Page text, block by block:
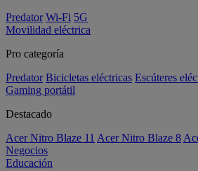
Predator Wi-Fi 5G
Movilidad eléctrica
Pro categoría
Predator Bicicletas eléctricas Escúteres
Gaming portátil
Destacado
Acer Nitro Blaze 11 Acer Nitro Blaze 8
Negocios
Educación